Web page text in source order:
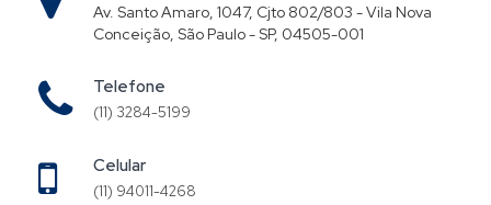
Av. Santo Amaro, 1047, Cjto 802/803 - Vila Nova
Conceição, São Paulo - SP, 04505-001
Telefone
(11) 3284-5199
Celular
(11) 94011-4268